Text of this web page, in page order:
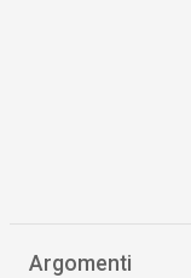
Argomenti